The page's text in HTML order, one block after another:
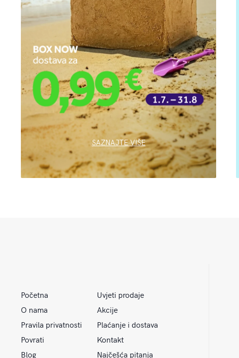
SAZNAJTE VIŠE
Početna
Uvjeti prodaje
O nama
Akcije
Pravila privatnosti
Plaćanje i dostava
Povrati
Kontakt
Blog
Najčešća pitanja